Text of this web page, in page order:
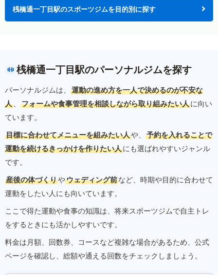
桟橋通一丁目駅のスポーツジムを目的別に探す
桟橋通一丁目駅のパーソナルジムを探す
パーソナルジムは、
運動の進め方を一人で決めるのが不安な
人 、 フォームや食事管理を相談しながら取り組みたい人に向い
ています。
目標に合わせてメニューを組みたい人や、
予約を入れることで
運動を続けるきっかけを作りたい人にも選ばれやすいジャンル
です。
産後の体づくりやウェディング前など、時期や目的に合わせて
運動をしたい人にも向いています。
ここで得た運動や食事の知識は、将来スポーツジムで自主トレ
をするときにも活かしやすいです。
料金は月額、回数券、コースなど複雑な場合があるため、公式
ページを確認し、総額や通える回数をチェックしましょう。